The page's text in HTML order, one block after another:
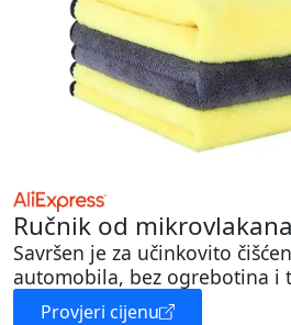
Ručnik od mikrovlakana
Savršen je za učinkovito
automobila, bez ogrebotina i
Provjeri cijenu